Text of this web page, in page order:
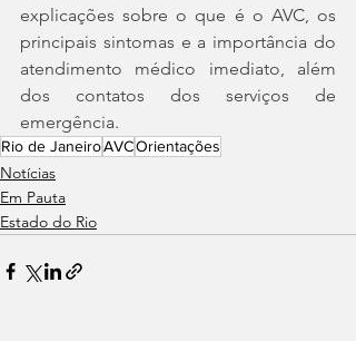
explicações sobre o que é o AVC, os
principais sintomas e a importância do
atendimento médico imediato, além
dos contatos dos serviços de
emergência.
Rio de JaneiroAVCOrientações
Notícias
Em Pauta
Estado do Rio